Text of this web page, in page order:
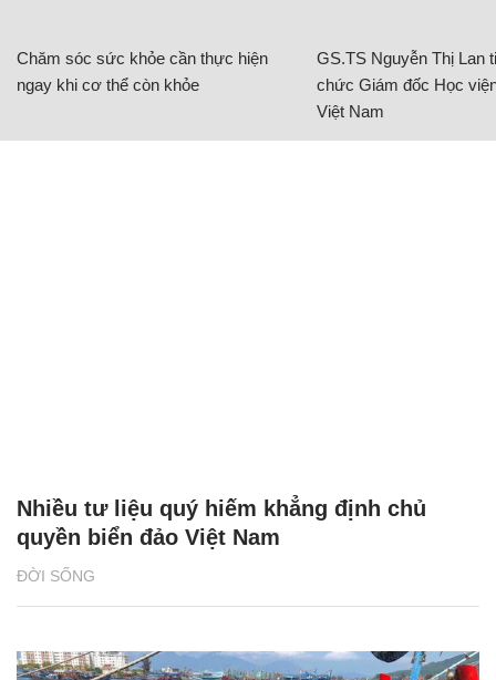
Chăm sóc sức khỏe cần thực hiện
ngay khi cơ thể còn khỏe
GS.TS Nguyễn Thị Lan
chức Giám đốc Học
Việt Nam
ĐỜI SỐNG
Nhiều tư liệu quý hiếm khẳng định chủ
quyền biển đảo Việt Nam